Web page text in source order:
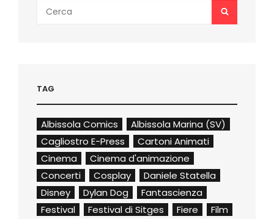
for:
SEARCH
TAG
Albissola Comics
Albissola Marina (SV)
Cagliostro E-Press
Cartoni Animati
Cinema
Cinema d'animazione
Concerti
Cosplay
Daniele Statella
Disney
Dylan Dog
Fantascienza
Festival
Festival di Sitges Fiere
Film